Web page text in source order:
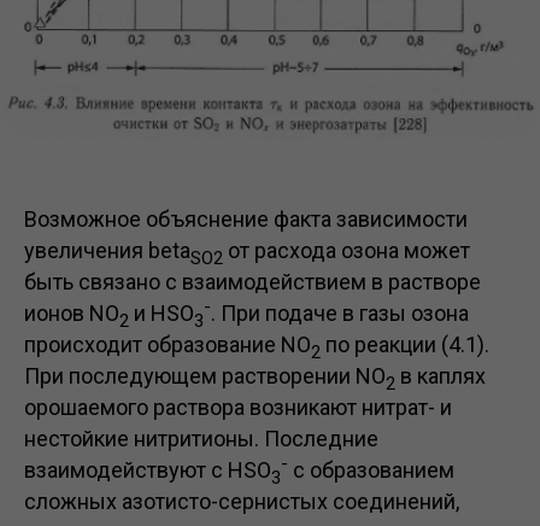
Возможное объяснение факта зависимости
увеличения betaSO2 от расхода озона может
быть связано с взаимодействием в растворе
ионов NO2 и HSO3
-. При подаче в газы озона
происходит образование NO2 по реакции (4.1).
При последующем растворении NO2 в каплях
орошаемого раствора возникают нитрат- и
нестойкие нитритионы. Последние
взаимодействуют с HSO3
- с образованием
сложных азотисто-сернистых соединений,